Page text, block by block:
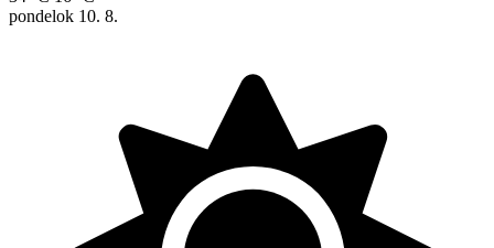
pondelok 10. 8.